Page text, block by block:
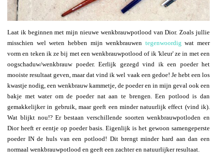
Laat ik beginnen met mijn nieuwe wenkbrauwpotlood van Dior. Zoals jullie
misschien wel weten hebben mijn wenkbrauwen tegenwoordig wat meer
vorm en teken ik ze bij met een wenkbrauwpotlood of ik 'kleur' ze in met een
oogschaduw/wenkbrauw poeder. Eerlijk gezegd vind ik een poeder het
mooiste resultaat geven, maar dat vind ik wel vaak een gedoe! Je hebt een los
kwastje nodig, een wenkbrauw kammetje, de poeder en in mijn geval ook een
bakje met water om de poeder nat aan te brengen. Een potlood is dan
gemakkelijker in gebruik, maar geeft een minder natuurlijk effect (vind ik).
Wat blijkt nou!? Er bestaan verschillende soorten wenkbrauwpotloden en
Dior heeft er eentje op poeder basis. Eigenlijk is het gewoon samengeperste
poeder IN de huls van een potlood! Dit brengt minder hard aan dan een
normaal wenkbrauwpotlood en geeft een zachter en natuurlijker resultaat.